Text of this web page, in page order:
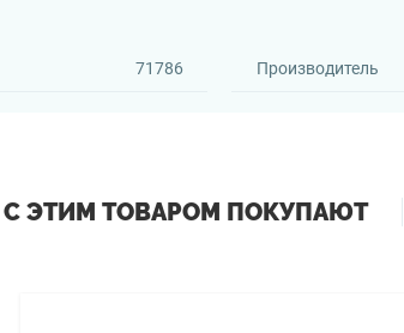
71786 Производитель
С ЭТИМ ТОВАРОМ ПОКУПАЮТ